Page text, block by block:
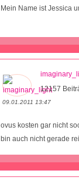
Mein Name ist Jessica
12157
09.01.2011 13:47
ovus kosten gar nicht
bin auch nicht gerade